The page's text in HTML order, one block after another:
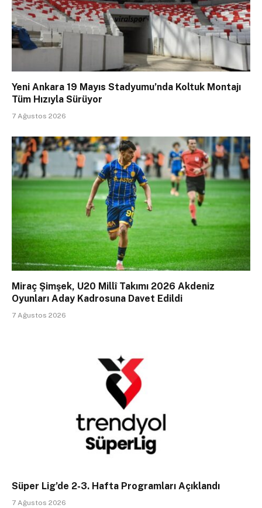
Yeni Ankara 19 Mayıs Stadyumu’nda Koltuk Montajı
Tüm Hızıyla Sürüyor
7 Ağustos 2026
Miraç Şimşek, U20 Millî Takımı 2026 Akdeniz
Oyunları Aday Kadrosuna Davet Edildi
7 Ağustos 2026
Süper Lig’de 2-3. Hafta Programları Açıklandı
7 Ağustos 2026